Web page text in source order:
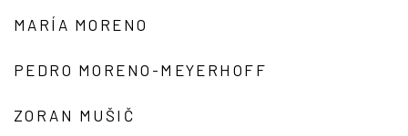
MARÍA MORENO
PEDRO MORENO-MEYERHOFF
ZORAN MUŠIČ